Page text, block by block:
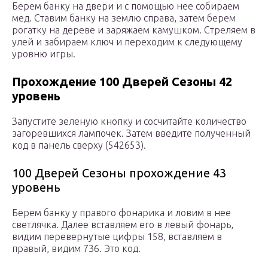
Берем банку на двери и с помощью нее собираем
мед. Ставим банку на землю справа, затем берем
рогатку на дереве и заряжаем камушком. Стреляем в
улей и забираем ключ и переходим к следующему
уровню игры.
Прохождение 100 Дверей Сезоны 42
уровень
Запустите зеленую кнопку и сосчитайте количество
загоревшихся лампочек. Затем введите полученный
код в панель сверху (542653).
100 Дверей Сезоны прохождение 43
уровень
Берем банку у правого фонарика и ловим в нее
светлячка. Далее вставляем его в левый фонарь,
видим перевернутые цифры 158, вставляем в
правый, видим 736. Это код.